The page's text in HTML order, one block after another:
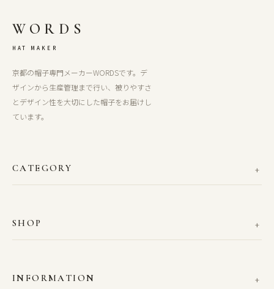
WORDS
HAT MAKER
京都の帽子専門メーカーWORDSです。デ
ザインから生産管理まで行い、被りやすさ
とデザイン性を大切にした帽子をお届けし
ています。
CATEGORY
SHOP
INFORMATION